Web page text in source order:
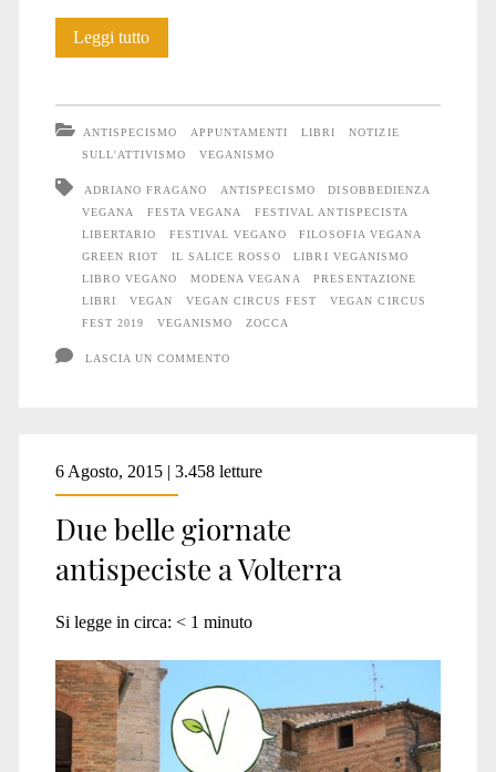
Leggi tuttoDisobbedienza
Vegan
Circus
Fest
2019
ANTISPECISMO APPUNTAMENTI LIBRI
NOTIZIE
SULL'ATTIVISMO
VEGANISMO
ADRIANO FRAGANO ANTISPECISMO
DISOBBEDIENZA
VEGANA
FESTA VEGANA
FESTIVAL ANTISPECISTA
LIBERTARIO
FESTIVAL VEGANO
FILOSOFIA VEGANA
GREEN RIOT
IL SALICE ROSSO
LIBRI VEGANISMO
LIBRO VEGANO
MODENA VEGANA
PRESENTAZIONE
LIBRI
VEGAN VEGAN CIRCUS FEST
VEGAN CIRCUS
FEST 2019
VEGANISMO ZOCCA
LASCIA UN COMMENTO
6 Agosto, 2015 | 3.458 letture
Due belle giornate
antispeciste a Volterra
Si legge in circa: < 1 minuto